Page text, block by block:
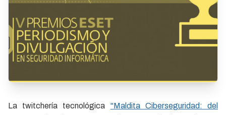
La twitchería tecnológica "Maldita Ciberseguridad: del